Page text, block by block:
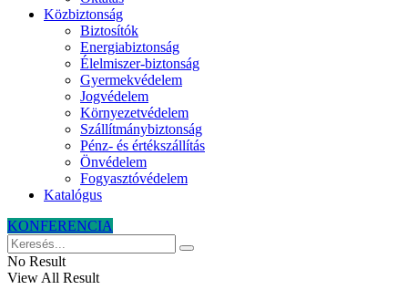
Közbiztonság
Biztosítók
Energiabiztonság
Élelmiszer-biztonság
Gyermekvédelem
Jogvédelem
Környezetvédelem
Szállítmánybiztonság
Pénz- és értékszállítás
Önvédelem
Fogyasztóvédelem
Katalógus
KONFERENCIA
No Result
View All Result